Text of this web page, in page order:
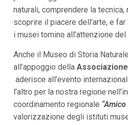
i
V
a
l
M
n
ù
r
i
naturali, comprendere la
scoprire il piacere dell’arte, e
i musei tornino all’attenzione
Anche il Museo di Storia
all’appoggio della Associazione
aderisce all’evento
l’altro per la nostra regione
coordinamento regionale
valorizzazione degli istituti